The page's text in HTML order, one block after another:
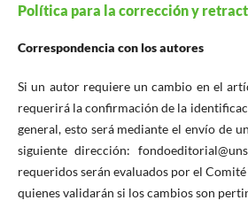
Política para la corrección y
Correspondencia con los autores
Si un autor requiere un cambio en el
requerirá la confirmación de la
general, esto será mediante el envío de
siguiente dirección:
requeridos serán evaluados por el
quienes validarán si los cambios son